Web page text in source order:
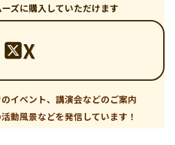
ズに購入していただけます
X
イベント、講演会などのご案内
動風景などを発信しています！